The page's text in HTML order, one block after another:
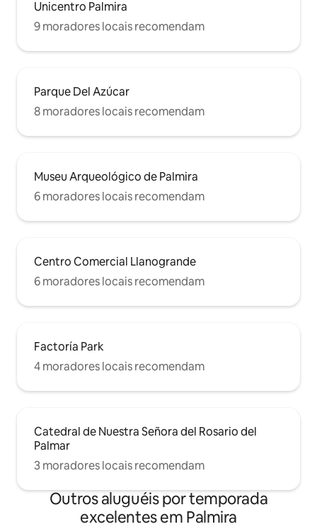
Unicentro Palmira
9 moradores locais recomendam
Parque Del Azúcar
8 moradores locais recomendam
Museu Arqueológico de Palmira
6 moradores locais recomendam
Centro Comercial Llanogrande
6 moradores locais recomendam
Factoría Park
4 moradores locais recomendam
Catedral de Nuestra Señora del Rosario del
Palmar
3 moradores locais recomendam
Outros aluguéis por temporada
excelentes em Palmira